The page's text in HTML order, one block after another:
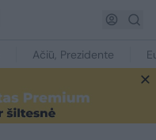
Ačiū, Prezidente